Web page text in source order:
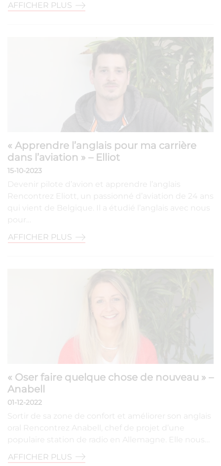
AFFICHER PLUS
« Apprendre l’anglais pour ma carrière
dans l’aviation » – Elliot
15-10-2023
Devenir pilote d’avion et apprendre l’anglais
Rencontrez Eliott, un passionné d’aviation de 24 ans
qui vient de Belgique. Il a étudié l’anglais avec nous
pour…
AFFICHER PLUS
« Oser faire quelque chose de nouveau » –
Anabell
01-12-2022
Sortir de sa zone de confort et améliorer son anglais
oral Rencontrez Anabell, chef de projet d’une
populaire station de radio en Allemagne. Elle nous…
AFFICHER PLUS